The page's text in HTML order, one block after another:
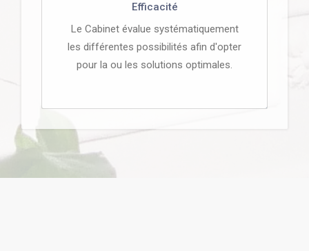
Efficacité
Le Cabinet évalue systématiquement
les différentes possibilités afin d'opter
pour la ou les solutions optimales.